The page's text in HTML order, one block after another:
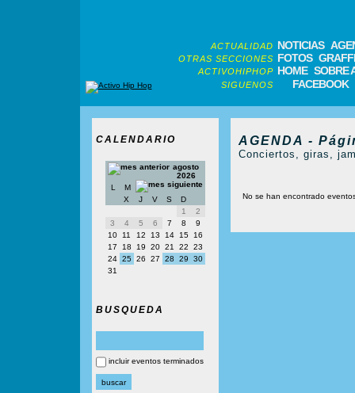
ACTUALIDAD NOTICIAS
OTRAS SECCIONES FOTOS
ACTIVOHIPHOP HOME SOBRE
SIGUENOS FACEBOOK
CALENDARIO
agosto
2026
L
M
X
J V S
D
1
2
3
4 5 6 7 8
9
10
11 12 13 14 15
16
17
18 19 20 21 22
23
24 25 26 27 28 29
30
31
BUSQUEDA
incluir eventos terminados
AGENDA -
Conciertos, giras,
No se han encontrado